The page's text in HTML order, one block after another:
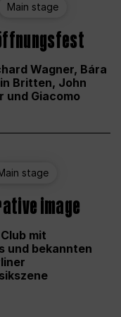
Main stage
Wagner, Bára
Britten, John
und Giacomo
stage
image
mit
und bekannten